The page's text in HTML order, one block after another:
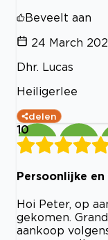
Beveelt aan
24 March
Dhr. Lucas
Heiligerlee
delen
10
Persoonlijke
Hoi Peter, op
gekomen.
aankoop